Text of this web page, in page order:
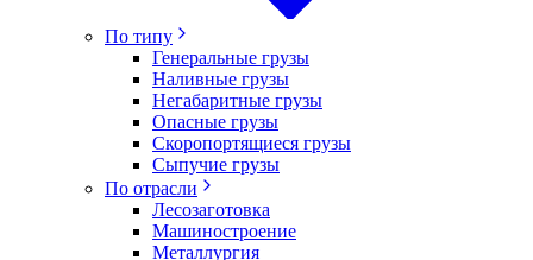
По типу
Генеральные грузы
Наливные грузы
Негабаритные грузы
Опасные грузы
Скоропортящиеся грузы
Сыпучие грузы
По отрасли
Лесозаготовка
Машиностроение
Металлургия